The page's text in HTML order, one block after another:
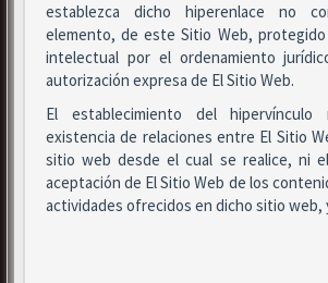
establezca dicho hiperenlace no
elemento, de este Sitio Web, protegido
intelectual por el ordenamiento
autorización expresa de El Sitio Web.
El establecimiento del hipervínculo
existencia de relaciones entre El Sitio
sitio web desde el cual se realice, ni
aceptación de El Sitio Web de los
actividades ofrecidos en dicho sitio web,